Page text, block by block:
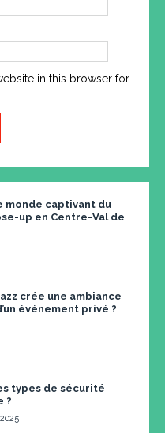
in this browser for
monde captivant du
up en Centre-Val de
crée une ambiance
événement privé ?
types de sécurité
?